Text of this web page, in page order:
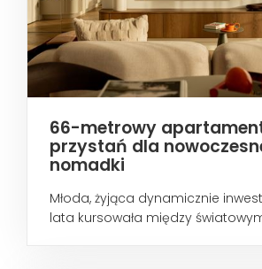
66-metrowy
przystań dla
nomadki
Młoda, żyjąca dynamicznie
lata kursowała między